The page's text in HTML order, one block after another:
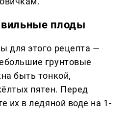
плоды
для этого рецепта —
грунтовые
быть тонкой,
пятен. Перед
их в ледяной воде на 1-